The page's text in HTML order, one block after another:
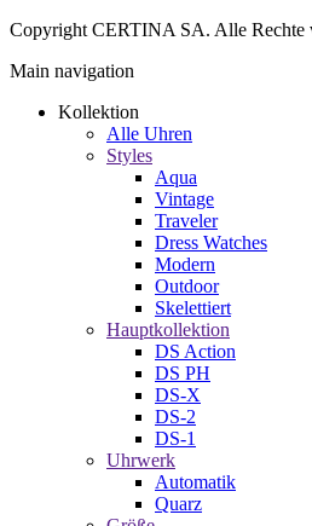
Copyright CERTINA SA. Alle Rechte
Main navigation
Kollektion
Alle Uhren
Styles
Aqua
Vintage
Traveler
Dress Watches
Modern
Outdoor
Skelettiert
Hauptkollektion
DS Action
DS PH
DS-X
DS-2
DS-1
Uhrwerk
Automatik
Quarz